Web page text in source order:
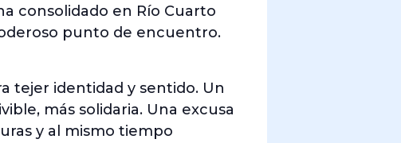
consolidado en Río Cuarto
punto de encuentro.
tejer identidad y sentido. Un
más solidaria. Una excusa
y al mismo tiempo